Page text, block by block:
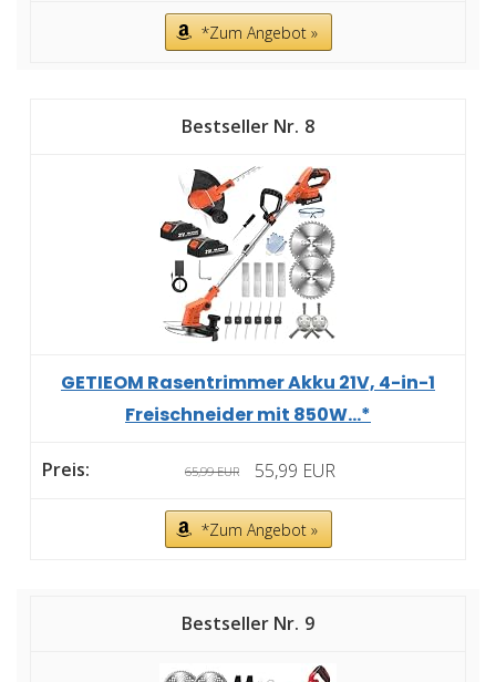
*Zum Angebot »
8
GETIEOM Rasentrimmer Akku 21V, 4-in-1
Freischneider mit 850W...*
65,99 EUR 55,99 EUR
*Zum Angebot »
9